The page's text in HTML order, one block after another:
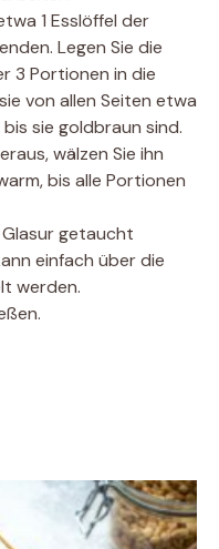
1 Esslöffel der
Legen Sie die
3 Portionen in die
von allen Seiten etwa
sie goldbraun sind.
wälzen Sie ihn
bis alle Portionen
getaucht
einfach über die
werden.